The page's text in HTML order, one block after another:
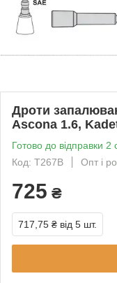
Дроти
Ascona 1.6,
Готово до відправки 2
Код: T267B
Опт і
725 ₴
717,75 ₴ від 5 шт.